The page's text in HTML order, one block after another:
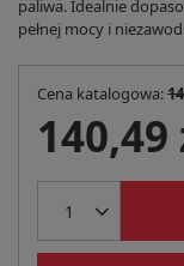
paliwa. Idealnie
pełnej mocy i
Cena katalogowa:
140,49